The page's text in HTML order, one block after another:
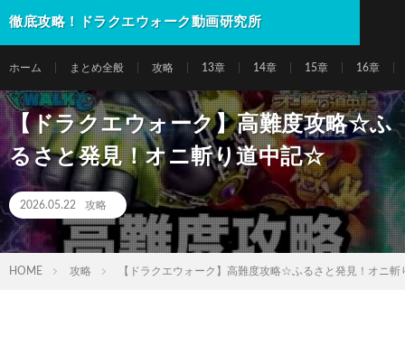
徹底攻略！ドラクエウォーク動画研究所
ホーム まとめ全般 攻略 13章 14章 15章 16章
【ドラクエウォーク】高難度攻略☆ふ
るさと発見！オニ斬り道中記☆
2026.05.22 攻略
HOME 攻略 【ドラクエウォーク】高難度攻略☆ふるさと発見！オニ